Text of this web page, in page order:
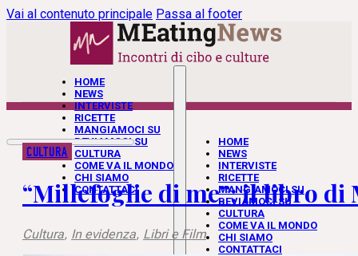
Vai al contenuto principale Passa al footer
HOME
NEWS
INTERVISTE
RICETTE
MANGIAMOCI SU
BEVIAMOCI SU
CULTURA
COME VA IL MONDO
CHI SIAMO
CONTATTACI
HOME
NEWS
INTERVISTE
RICETTE
MANGIAMOCI SU
BEVIAMOCI SU
CULTURA
COME VA IL MONDO
CHI SIAMO
CONTATTACI
CULTURA
“Millefoglie di me”: il libro di
Cultura, In evidenza, Libri e Film